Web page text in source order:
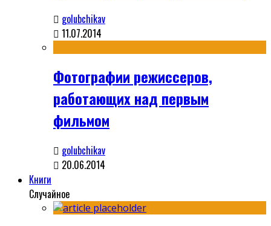
golubchikav
11.07.2014
Фотографии режиссеров,
работающих над первым
фильмом
golubchikav
20.06.2014
Книги
Случайное